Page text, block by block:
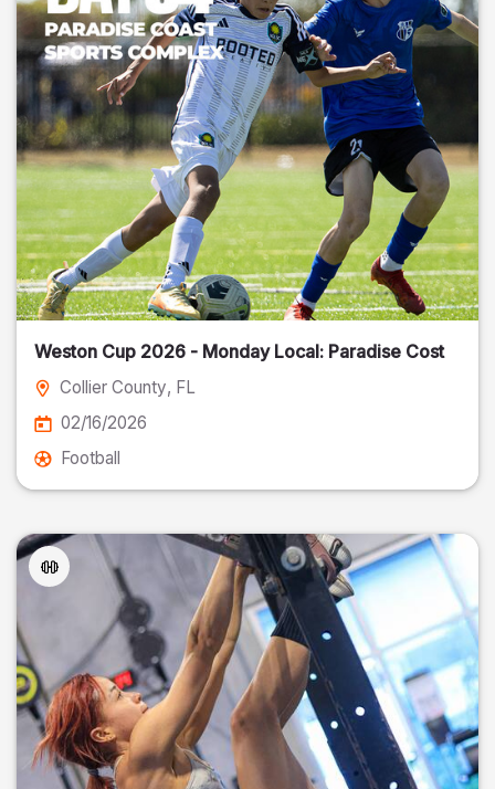
Weston Cup 2026 - Monday Local: Paradise Cost
Collier County, FL
02/16/2026
Football